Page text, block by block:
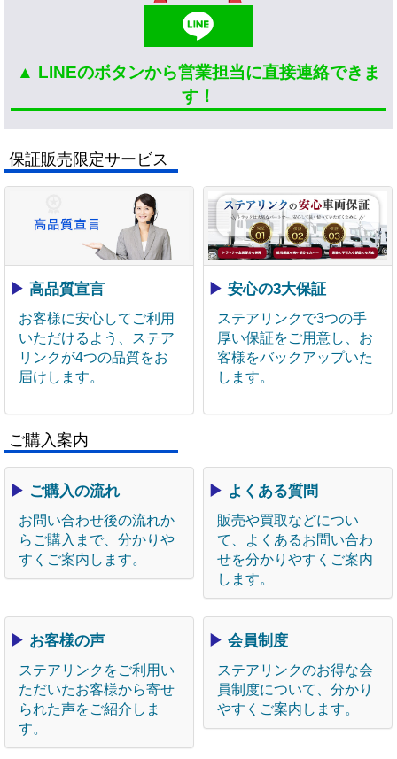
▲ LINEのボタンから営業担当に直接連絡できま
す！
保証販売限定サービス
▶ 高品質宣言
お客様に安心してご利用
いただけるよう、ステア
リンクが4つの品質をお
届けします。
▶ 安心の3大保証
ステアリンクで3つの手
厚い保証をご用意し、お
客様をバックアップいた
します。
ご購入案内
▶ ご購入の流れ
お問い合わせ後の流れか
らご購入まで、分かりや
すくご案内します。
▶ よくある質問
販売や買取などについ
て、よくあるお問い合わ
せを分かりやすくご案内
します。
▶ お客様の声
ステアリンクをご利用い
ただいたお客様から寄せ
られた声をご紹介しま
す。
▶ 会員制度
ステアリンクのお得な会
員制度について、分かり
やすくご案内します。